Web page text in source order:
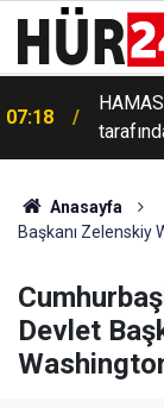
07:18
Anasayfa
Başkanı Zelenskiy
Devlet